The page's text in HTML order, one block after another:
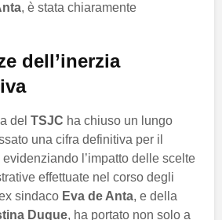
, è stata chiaramente
dell’inerzia
del TSJC ha chiuso un lungo
una cifra definitiva per il
l’impatto delle scelte
effettuate nel corso degli
sindaco Eva de Anta, e della
Duque, ha portato non solo a